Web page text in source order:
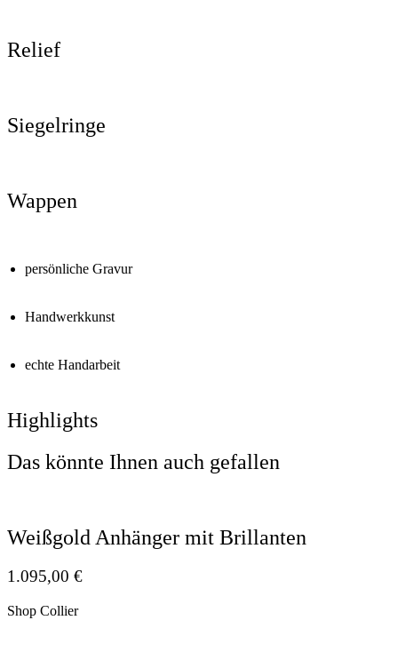
Relief
Siegelringe
Wappen
persönliche Gravur
Handwerkkunst
echte Handarbeit
Highlights
Das könnte Ihnen auch gefallen
Weißgold Anhänger mit Brillanten
1.095,00 €
Shop Collier